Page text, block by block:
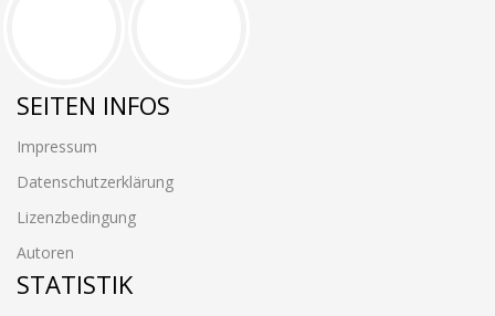
SEITEN INFOS
Impressum
Datenschutzerklärung
Lizenzbedingung
Autoren
STATISTIK